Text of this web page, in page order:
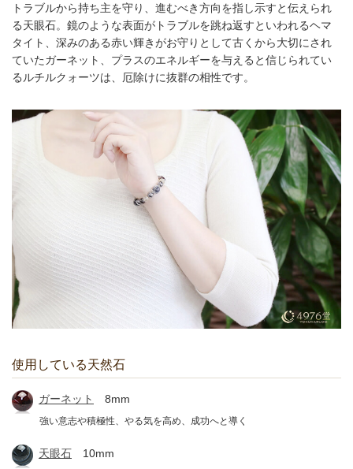
トラブルから持ち主を守り、進むべき方向を指し示すと伝えられ
る天眼石。鏡のような表面がトラブルを跳ね返すといわれるヘマ
タイト、深みのある赤い輝きがお守りとして古くから大切にされ
ていたガーネット、プラスのエネルギーを与えると信じられてい
るルチルクォーツは、厄除けに抜群の相性です。
使用している天然石
ガーネット 8mm
強い意志や積極性、やる気を高め、成功へと導く
天眼石 10mm